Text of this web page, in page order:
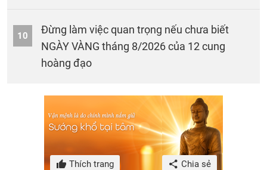
10
Đừng làm việc quan trọng nếu chưa biết
NGÀY VÀNG tháng 8/2026 của 12 cung
hoàng đạo
Thích trang Chia sẻ